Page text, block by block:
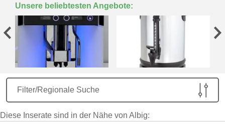
Unsere beliebtesten Angebote:
Filter/Regionale Suche
Diese Inserate sind in der Nähe von Albig: